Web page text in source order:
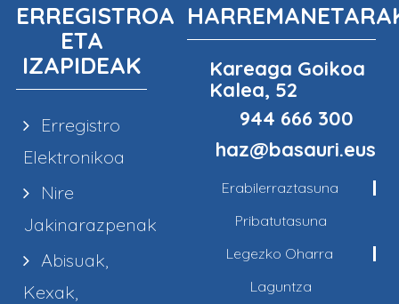
ERREGISTROA
ETA
IZAPIDEAK
Erregistro
Elektronikoa
Nire
Jakinarazpenak
Abisuak,
Kexak,
Kareaga Goikoa
Kalea, 52
944 666 300
haz@basauri.eus
Erabilerraztasuna
Pribatutasuna
Legezko Oharra
Laguntza